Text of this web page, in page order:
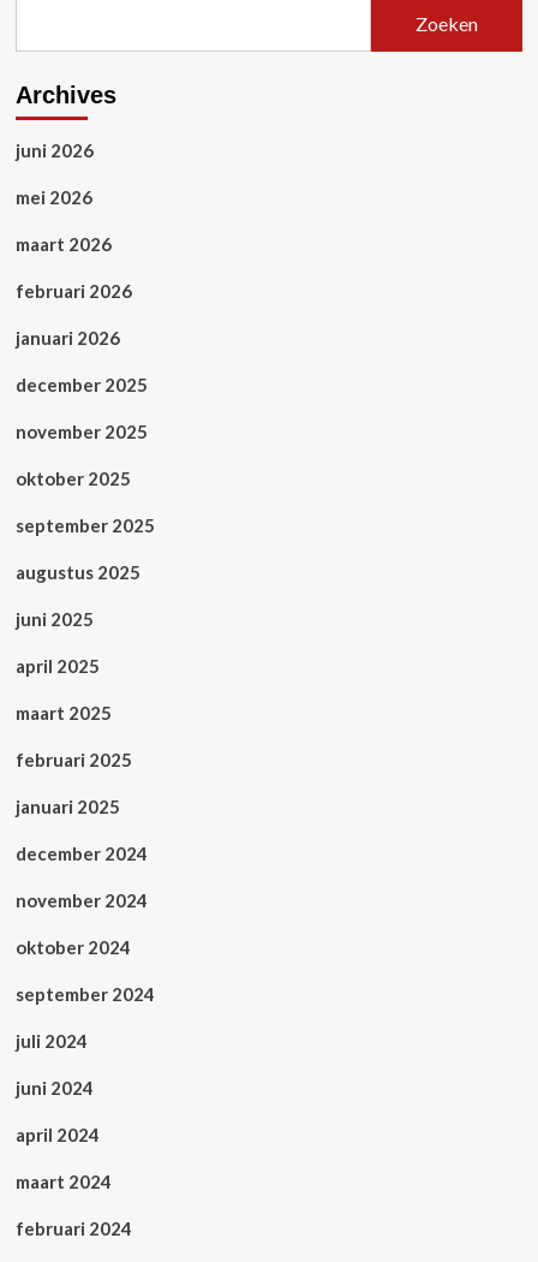
Zoeken
Archives
juni 2026
mei 2026
maart 2026
februari 2026
januari 2026
december 2025
november 2025
oktober 2025
september 2025
augustus 2025
juni 2025
april 2025
maart 2025
februari 2025
januari 2025
december 2024
november 2024
oktober 2024
september 2024
juli 2024
juni 2024
april 2024
maart 2024
februari 2024